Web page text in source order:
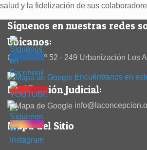
salud y la fidelización de sus
Síguenos en nuestras redes
Ubícanos:
Calle 38 Nº 52 - 249 Urbanización Los
Encuéntranos en
Notificación Judicial:
Mapa del Sitio